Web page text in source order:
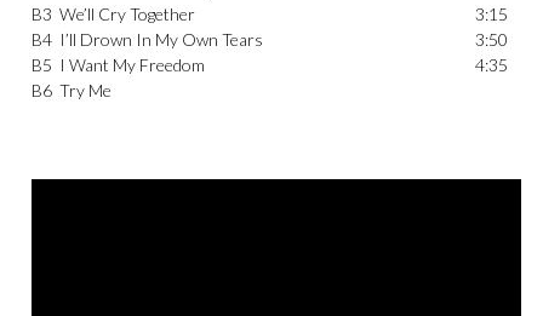
B3 We’ll Cry Together
3:15
B4 I’ll Drown In My Own Tears
3:50
B5 I Want My Freedom
4:35
B6 Try Me